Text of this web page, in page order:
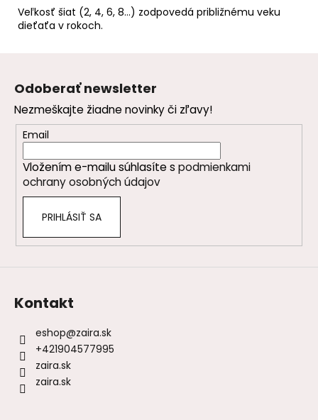
Veľkosť šiat (2, 4, 6, 8…) zodpovedá približnému veku
dieťaťa v rokoch.
Odoberať newsletter
Nezmeškajte žiadne novinky či zľavy!
Email
Vložením e-mailu súhlasíte s podmienkami
ochrany osobných údajov
PRIHLÁSIŤ SA
Kontakt
eshop@zaira.sk
+421904577995
zaira.sk
zaira.sk